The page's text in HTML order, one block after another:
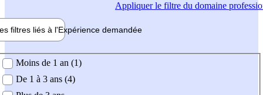
Appliquerle filtre du domaine
filtres liés à l'Expérience demandée
demandée
Moins de 1 an (1)
De 1 à 3 ans (4)